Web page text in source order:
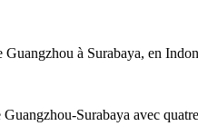
à Surabaya, en
Surabaya avec